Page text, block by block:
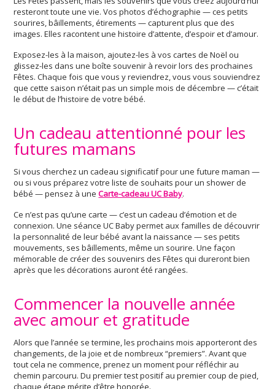
resteront toute une vie. Vos photos d’échographie — ces petits
sourires, bâillements, étirements — capturent plus que des
images. Elles racontent une histoire d’attente, d’espoir et d’amour.
Exposez-les à la maison, ajoutez-les à vos cartes de Noël ou
glissez-les dans une boîte souvenir à revoir lors des prochaines
Fêtes. Chaque fois que vous y reviendrez, vous vous souviendrez
que cette saison n’était pas un simple mois de décembre — c’était
le début de l’histoire de votre bébé.
Un cadeau attentionné pour les
futures mamans
Si vous cherchez un cadeau significatif pour une future maman —
ou si vous préparez votre liste de souhaits pour un shower de
bébé — pensez à uneCarte-cadeau UC Baby.
Ce n’est pas qu’une carte — c’est un cadeau d’émotion et de
connexion. Une séance UC Baby permet aux familles de découvrir
la personnalité de leur bébé avant la naissance — ses petits
mouvements, ses bâillements, même un sourire. Une façon
mémorable de créer des souvenirs des Fêtes qui dureront bien
après que les décorations auront été rangées.
Commencer la nouvelle année
avec amour et gratitude
Alors que l’année se termine, les prochains mois apporteront des
changements, de la joie et de nombreux “premiers”. Avant que
tout cela ne commence, prenez un moment pour réfléchir au
chemin parcouru. Du premier test positif au premier coup de pied,
chaque étape mérite d’être honorée.